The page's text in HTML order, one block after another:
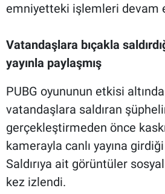
emniyetteki işlemleri devam
Vatandaşlara bıçakla
yayınla paylaşmış
PUBG oyununun etkisi
vatandaşlara saldıran
gerçekleştirmeden önce
kamerayla canlı yayına
Saldırıya ait görüntüler
kez izlendi.